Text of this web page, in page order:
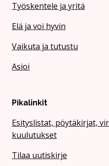
Työskentele ja yritä
Elä ja voi hyvin
Vaikuta ja tutustu
Asioi
Pikalinkit
Esityslistat, pöytäkirjat,
kuulutukset
Tilaa uutiskirje